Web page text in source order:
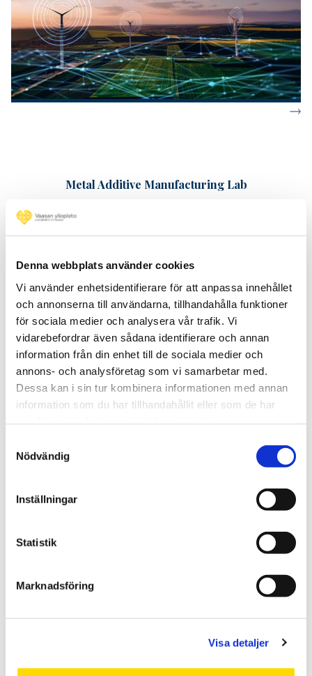
Denna webbplats använder cookies
Vi använder enhetsidentifierare för att anpassa innehållet
och annonserna till användarna, tillhandahålla funktioner
för sociala medier och analysera vår trafik. Vi
vidarebefordrar även sådana identifierare och annan
information från din enhet till de sociala medier och
annons- och analysföretag som vi samarbetar med.
Dessa kan i sin tur kombinera informationen med annan
information som du har tillhandahållit eller som de har
Nödvändig
Inställningar
Statistik
Marknadsföring
Visa detaljer
Metal Additive Manufacturing Lab